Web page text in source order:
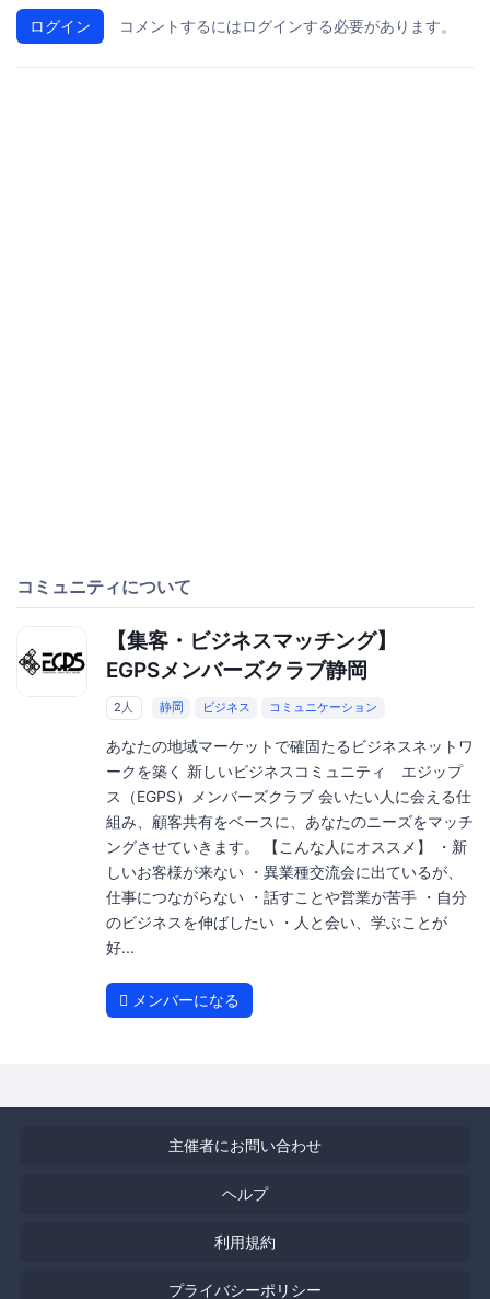
ログイン コメントするにはログインする必要があります。
コミュニティについて
【集客・ビジネスマッチング】
EGPSメンバーズクラブ静岡
2人 静岡 ビジネス コミュニケーション
あなたの地域マーケットで確固たるビジネスネットワ
ークを築く 新しいビジネスコミュニティ エジップ
ス（EGPS）メンバーズクラブ 会いたい人に会える仕
組み、顧客共有をベースに、あなたのニーズをマッチ
ングさせていきます。 【こんな人にオススメ】 ・新
しいお客様が来ない ・異業種交流会に出ているが、
仕事につながらない ・話すことや営業が苦手 ・自分
のビジネスを伸ばしたい ・人と会い、学ぶことが
好...
メンバーになる
主催者にお問い合わせ
ヘルプ
利用規約
プライバシーポリシー